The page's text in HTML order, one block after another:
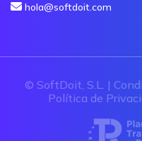
hola@softdoit.com
© SoftDoit, S.L. |
Política de